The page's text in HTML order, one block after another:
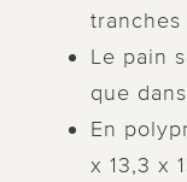
tranches
Le pain
que
En
x 13,3 x